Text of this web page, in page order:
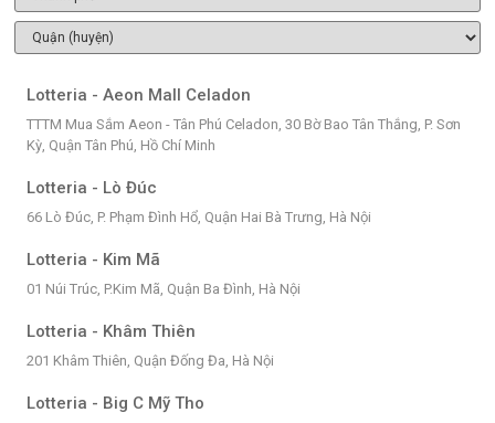
Lotteria - Aeon Mall Celadon
TTTM Mua Sắm Aeon - Tân Phú Celadon, 30 Bờ Bao Tân Thắng, P. Sơn
Kỳ, Quận Tân Phú, Hồ Chí Minh
Lotteria - Lò Đúc
66 Lò Đúc, P. Phạm Đình Hổ, Quận Hai Bà Trưng, Hà Nội
Lotteria - Kim Mã
01 Núi Trúc, P.Kim Mã, Quận Ba Đình, Hà Nội
Lotteria - Khâm Thiên
201 Khâm Thiên, Quận Đống Đa, Hà Nội
Lotteria - Big C Mỹ Tho